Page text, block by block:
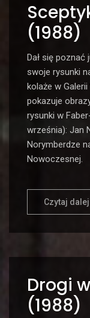
(1988)
Dał się
swoje rysunki
kolaże w
pokazuje
rysunki w
września): Jan
Norymberdze
Nowoczesnej.
Czytaj dalej
Drogi
(1988)